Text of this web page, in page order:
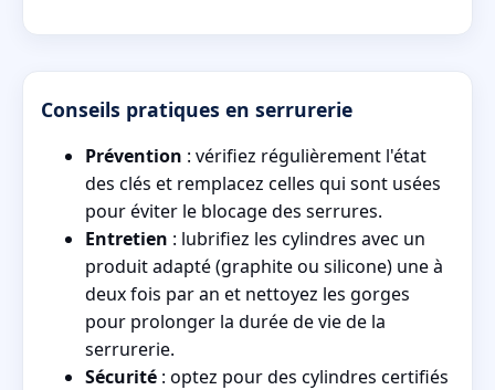
Conseils pratiques en serrurerie
Prévention : vérifiez régulièrement l'état
des clés et remplacez celles qui sont usées
pour éviter le blocage des serrures.
Entretien : lubrifiez les cylindres avec un
produit adapté (graphite ou silicone) une à
deux fois par an et nettoyez les gorges
pour prolonger la durée de vie de la
serrurerie.
Sécurité : optez pour des cylindres certifiés